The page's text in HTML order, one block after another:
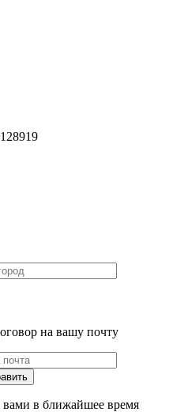
на вашу почту
вами в ближайшее время